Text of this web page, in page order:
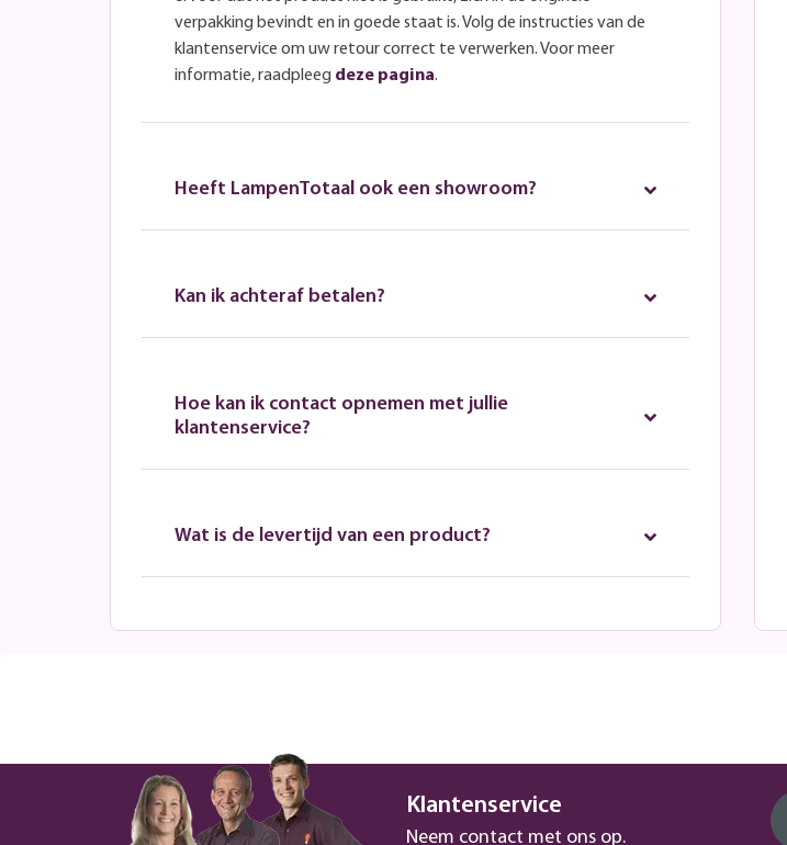
verpakking bevindt en in goede staat is. Volg de instructies van de
klantenservice om uw retour correct te verwerken. Voor meer
informatie, raadpleeg deze pagina.
Heeft LampenTotaal ook een showroom?
Kan ik achteraf betalen?
Hoe kan ik contact opnemen met jullie
klantenservice?
Wat is de levertijd van een product?
Klantenservice
Neem contact met ons op.